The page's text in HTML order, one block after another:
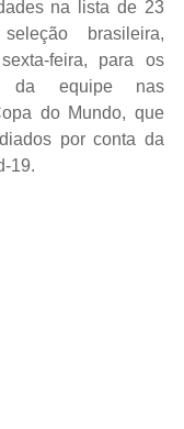
na lista de 23
brasileira,
feira, para os
da equipe nas
do Mundo, que
por conta da
19.